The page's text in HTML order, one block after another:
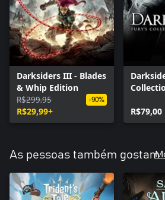
Darksiders III - Blades
& Whip Edition
R$299,95
R$29,99+
-90%
R$79,00
As pessoas também gostam